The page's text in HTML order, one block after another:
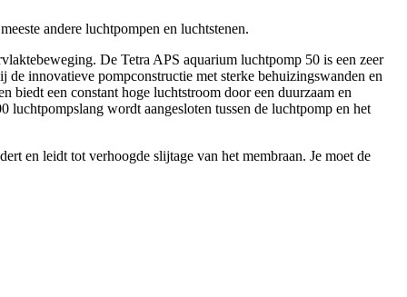
andere luchtpompen en luchtstenen.
De Tetra APS aquarium luchtpomp 50 is een zeer
innovatieve pompconstructie met sterke behuizingswanden en
een constant hoge luchtstroom door een duurzaam en
wordt aangesloten tussen de luchtpomp en het
en leidt tot verhoogde slijtage van het membraan. Je moet de